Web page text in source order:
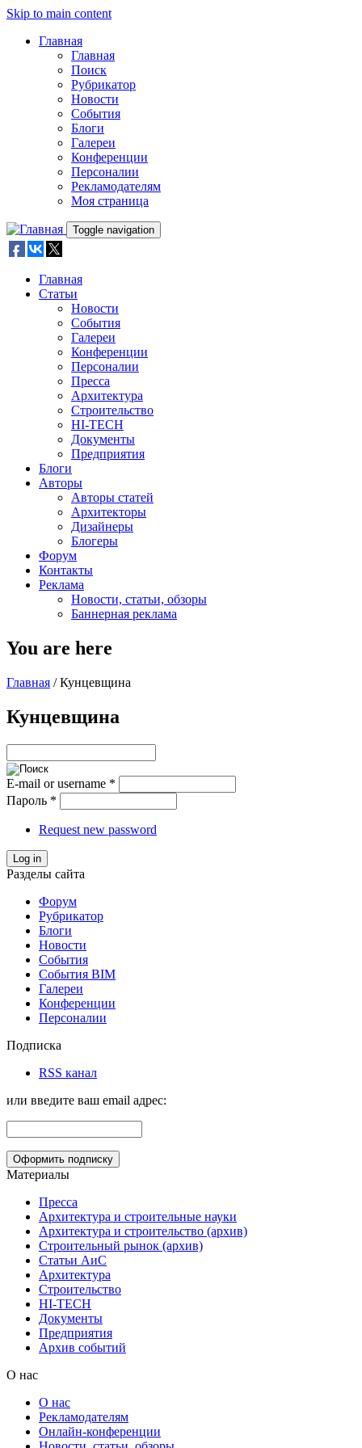
Skip to main content
Главная
Главная
Поиск
Рубрикатор
Новости
События
Блоги
Галереи
Конференции
Персоналии
Рекламодателям
Моя страница
Toggle navigation
Главная
Статьи
Новости
События
Галереи
Конференции
Персоналии
Пресса
Архитектура
Строительство
HI-TECH
Документы
Предприятия
Блоги
Авторы
Авторы статей
Архитекторы
Дизайнеры
Блогеры
Форум
Контакты
Реклама
Новости, статьи, обзоры
Баннерная реклама
You are here
Главная / Кунцевщина
Кунцевщина
E-mail or username *
Пароль *
Request new password
Log in
Разделы сайта
Форум
Рубрикатор
Блоги
Новости
События
События BIM
Галереи
Конференции
Персоналии
Подписка
RSS канал
или введите ваш email адрес:
Материалы
Пресса
Архитектура и строительные науки
Архитектура и строительство (архив)
Строительный рынок (архив)
Статьи АиС
Архитектура
Строительство
HI-TECH
Документы
Предприятия
Архив событий
О нас
О нас
Рекламодателям
Онлайн-конференции